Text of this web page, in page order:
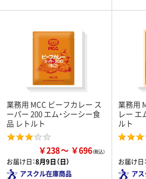
業務用 MCC ビーフカレー ス
ーパー 200 エム・シーシー食
品 レトルト
￥238 ￥696
お届け日：8月9日（日）
アスクル在庫商品
業務用
レー エ
ルト
お届け日：
ア